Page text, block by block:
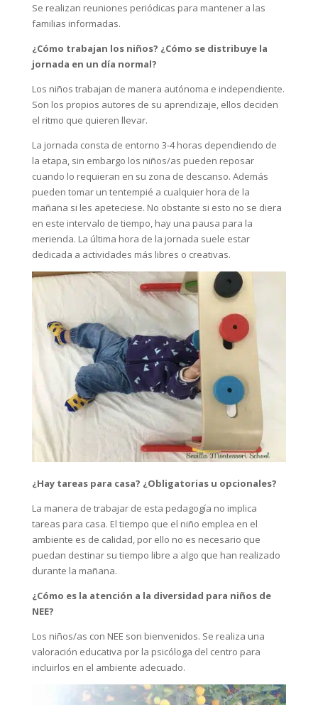
Se realizan reuniones periódicas para mantener a las
familias informadas.
¿Cómo trabajan los niños? ¿Cómo se distribuye la
jornada en un día normal?
Los niños trabajan de manera autónoma e independiente.
Son los propios autores de su aprendizaje, ellos deciden
el ritmo que quieren llevar.
La jornada consta de entorno 3-4 horas dependiendo de
la etapa, sin embargo los niños/as pueden reposar
cuando lo requieran en su zona de descanso. Además
pueden tomar un tentempié a cualquier hora de la
mañana si les apeteciese. No obstante si esto no se diera
en este intervalo de tiempo, hay una pausa para la
merienda. La última hora de la jornada suele estar
dedicada a actividades más libres o creativas.
¿Hay tareas para casa? ¿Obligatorias u opcionales?
La manera de trabajar de esta pedagogía no implica
tareas para casa. El tiempo que el niño emplea en el
ambiente es de calidad, por ello no es necesario que
puedan destinar su tiempo libre a algo que han realizado
durante la mañana.
¿Cómo es la atención a la diversidad para niños de
NEE?
Los niños/as con NEE son bienvenidos. Se realiza una
valoración educativa por la psicóloga del centro para
incluirlos en el ambiente adecuado.